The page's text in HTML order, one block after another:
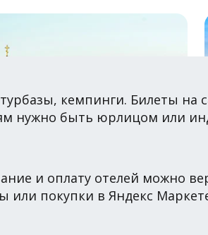
кемпинги. Билеты на
нужно быть юрлицом или
и оплату отелей можно
или покупки в Яндекс